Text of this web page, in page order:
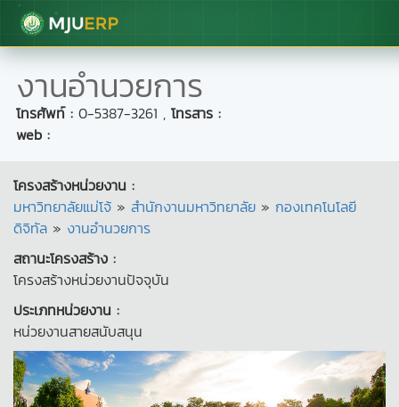
มหาวิทยาลัยแม่โจ้
งานอำนวยการ
โทรศัพท์ : 0-5387-3261 , โทรสาร :
web :
โครงสร้างหน่วยงาน :
มหาวิทยาลัยแม่โจ้ » สำนักงานมหาวิทยาลัย » กองเทคโนโลยี
ดิจิทัล » งานอำนวยการ
สถานะโครงสร้าง :
โครงสร้างหน่วยงานปัจจุบัน
ประเภทหน่วยงาน :
หน่วยงานสายสนับสนุน